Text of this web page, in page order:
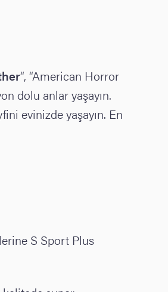
“, “American Horror
dolu anlar yaşayın.
evinizde yaşayın. En
S Sport Plus